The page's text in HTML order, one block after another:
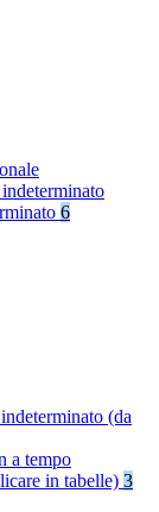
6
(da
a tempo
in tabelle) 3